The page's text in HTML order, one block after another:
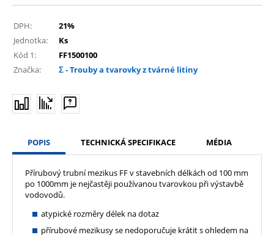
DPH:
21%
Jednotka:
Ks
Kód 1:
FF1500100
Značka:
Σ - Trouby a tvarovky z tvárné litiny
POPIS TECHNICKÁ SPECIFIKACE MÉDIA
Přírubový trubní mezikus FF v stavebních délkách od 100 mm
po 1000mm je nejčastěji používanou tvarovkou při výstavbě
vodovodů.
atypické rozměry délek na dotaz
přírubové mezikusy se nedoporučuje krátit s ohledem na